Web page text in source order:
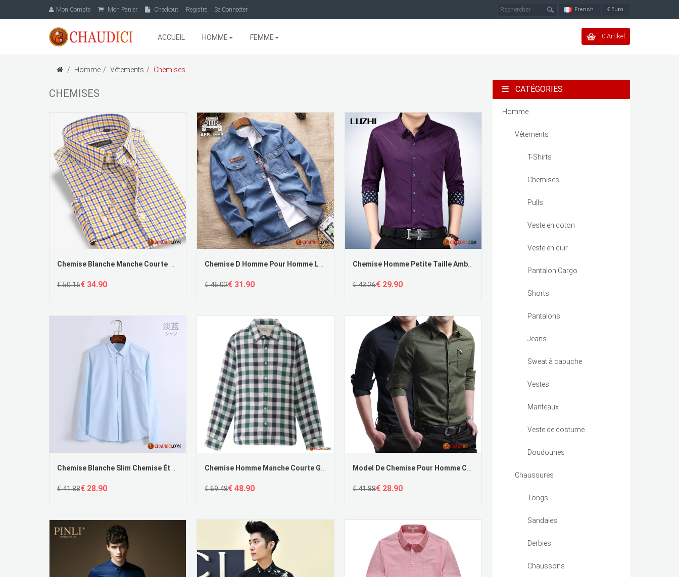
Mon Compte Mon Panier Checkout Registre Se Connecter € Euro
French
ACCUEIL HOMME FEMME 0 Artikel
Homme Vêtements Chemises
CHEMISES
Chemise Blanche Manche Courte Homme Argent Slim Homme Jeunesse Légère Décontractée
€ 50.16€ 34.90
Chemise D Homme Pour Homme Légère Chemise Longues Grande Taille Printemps Pas Cher
€ 46.02€ 31.90
Chemise Homme Petite Taille Ambre Pure Chemise Grande Taille Légère Soie Pas Cher
€ 43.26€ 29.90
Chemise Blanche Slim Chemise Étudiant Slim Beau Leggings Soldes
€ 41.88€ 28.90
Chemise Homme Manche Courte Grande Taille Lavande Imprimé Homme Matelassé Carreaux Yarn En Vente
€ 69.48€ 48.90
Model De Chemise Pour Homme Chemise Décontractée De Travail Longues Homme
€ 41.88€ 28.90
CATÉGORIES
Homme
Vêtements
T-Shirts
Chemises
Pulls
Veste en coton
Veste en cuir
Pantalon Cargo
Shorts
Pantalons
Jeans
Sweat à capuche
Vestes
Manteaux
Veste de costume
Doudounes
Chaussures
Tongs
Sandales
Derbies
Chaussons